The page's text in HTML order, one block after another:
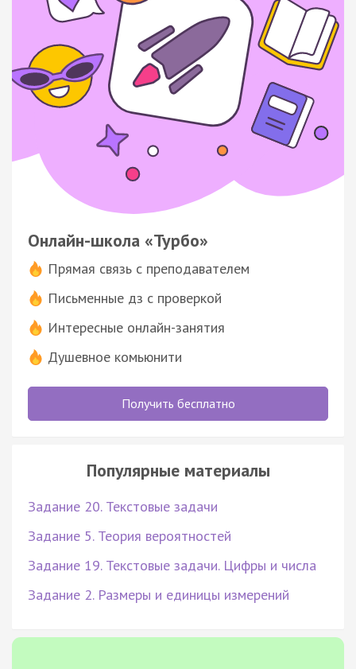
Онлайн-школа «Турбо»
Прямая связь с преподавателем
Письменные дз с проверкой
Интересные онлайн-занятия
Душевное комьюнити
Получить бесплатно
Популярные материалы
Задание 20. Текстовые задачи
Задание 5. Теория вероятностей
Задание 19. Текстовые задачи. Цифры и числа
Задание 2. Размеры и единицы измерений